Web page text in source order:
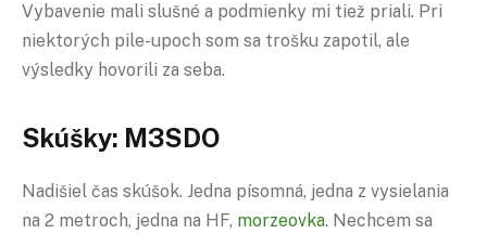
Vybavenie mali slušné a podmienky mi tiež priali. Pri
niektorých pile-upoch som sa trošku zapotil, ale
výsledky hovorili za seba.
Skúšky: M3SDO
Nadišiel čas skúšok. Jedna písomná, jedna z vysielania
na 2 metroch, jedna na HF, morzeovka. Nechcem sa